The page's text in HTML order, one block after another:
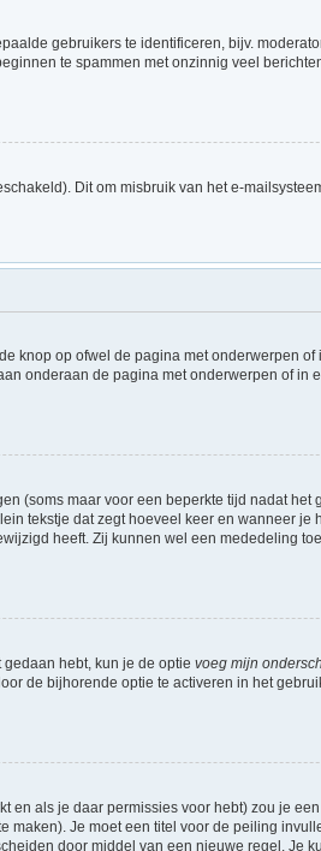
gebruikers te identificeren, bijv.
te spammen met onzinnig veel
Dit om misbruik van het e-
knop op ofwel de pagina met onderwerpen
onderaan de pagina met onderwerpen of in
(soms maar voor een beperkte tijd nadat het
tekstje dat zegt hoeveel keer en wanneer je
heeft. Zij kunnen wel een mededeling
hebt, kun je de optie voeg mijn
de bijhorende optie te activeren in het
als je daar permissies voor hebt) zou je
Je moet een titel voor de peiling
door middel van een nieuwe regel. Je